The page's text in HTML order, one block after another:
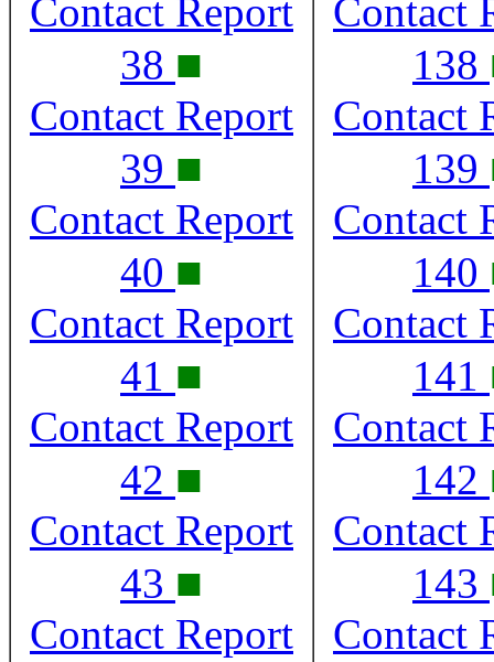
Contact Report
38 ■
Contact Report
39 ■
Contact Report
40 ■
Contact Report
41 ■
Contact Report
42 ■
Contact Report
43 ■
Contact Report
Contact
138
Contact
139
Contact
140
Contact
141
Contact
142
Contact
143
Contact